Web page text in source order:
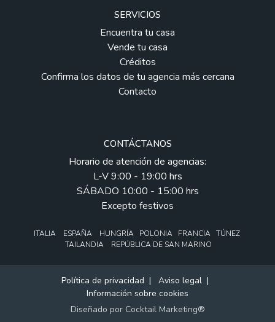
SERVICIOS
Encuentra tu casa
Vende tu casa
Créditos
Confirma los datos de tu agencia más cercana
Contacto
CONTÁCTANOS
Horario de atención de agencias:
L-V 9:00 - 19:00 hrs
SÁBADO 10:00 - 15:00 hrs
Excepto festivos
ITALIA ESPAÑA HUNGRÍA POLONIA FRANCIA TÚNEZ
TAILANDIA REPÚBLICA DE SAN MARINO
Política de privacidad | Aviso legal |
Información sobre cookies
Diseñado por Cocktail Marketing®